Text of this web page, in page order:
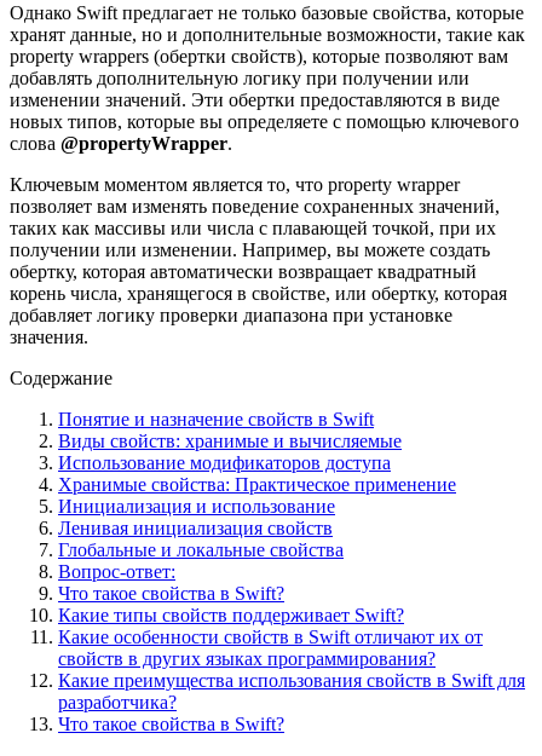
Однако Swift предлагает не только базовые свойства, которые
хранят данные, но и дополнительные возможности, такие как
property wrappers (обертки свойств), которые позволяют вам
добавлять дополнительную логику при получении или
изменении значений. Эти обертки предоставляются в виде
новых типов, которые вы определяете с помощью ключевого
слова @propertyWrapper.
Ключевым моментом является то, что property wrapper
позволяет вам изменять поведение сохраненных значений,
таких как массивы или числа с плавающей точкой, при их
получении или изменении. Например, вы можете создать
обертку, которая автоматически возвращает квадратный
корень числа, хранящегося в свойстве, или обертку, которая
добавляет логику проверки диапазона при установке
значения.
Содержание
Понятие и назначение свойств в Swift
Виды свойств: хранимые и вычисляемые
Использование модификаторов доступа
Хранимые свойства: Практическое применение
Инициализация и использование
Ленивая инициализация свойств
Глобальные и локальные свойства
Вопрос-ответ:
Что такое свойства в Swift?
Какие типы свойств поддерживает Swift?
Какие особенности свойств в Swift отличают их от
свойств в других языках программирования?
Какие преимущества использования свойств в Swift для
разработчика?
Что такое свойства в Swift?